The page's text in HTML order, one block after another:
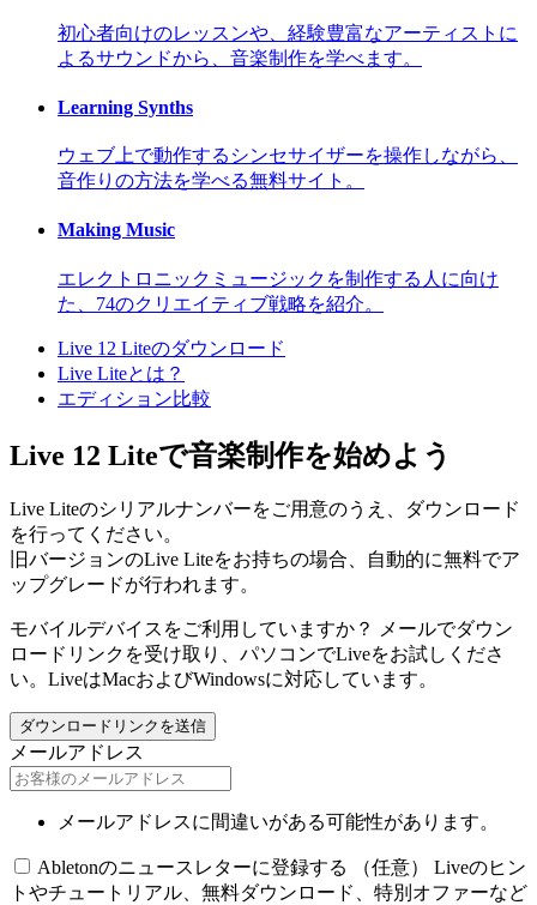
初心者向けのレッスンや、経験豊富なアーティストに
よるサウンドから、音楽制作を学べます。
Learning Synths
ウェブ上で動作するシンセサイザーを操作しながら、
音作りの方法を学べる無料サイト。
Making Music
エレクトロニックミュージックを制作する人に向け
た、74のクリエイティブ戦略を紹介。
Live 12 Liteのダウンロード
Live Liteとは？
エディション比較
Live 12 Liteで音楽制作を始めよう
Live Liteのシリアルナンバーをご用意のうえ、ダウンロード
を行ってください。
旧バージョンのLive Liteをお持ちの場合、自動的に無料でア
ップグレードが行われます。
モバイルデバイスをご利用していますか？ メールでダウン
ロードリンクを受け取り、パソコンでLiveをお試しくださ
い。LiveはMacおよびWindowsに対応しています。
ダウンロードリンクを送信
メールアドレス
メールアドレスに間違いがある可能性があります。
Abletonのニュースレターに登録する （任意） Liveのヒン
トやチュートリアル、無料ダウンロード、特別オファーなど